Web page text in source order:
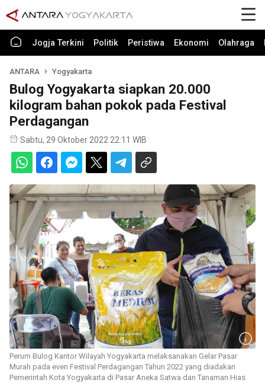
Jogja Terkini Politik Peristiwa Ekonomi Olahraga
ANTARA Yogyakarta
Bulog Yogyakarta siapkan 20.000
kilogram bahan pokok pada Festival
Perdagangan
Sabtu, 29 Oktober 2022 22:11 WIB
Perum Bulog Kantor Wilayah Yogyakarta melaksanakan Gelar Pasar
Murah pada even Festival Perdagangan Tahun 2022 yang diadakan
Pemerintah Kota Yogyakarta di Pasar Aneka Satwa dan Tanaman Hias